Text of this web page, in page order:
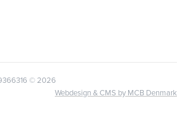
© 2026
Webdesign & CMS by MCB Denmark